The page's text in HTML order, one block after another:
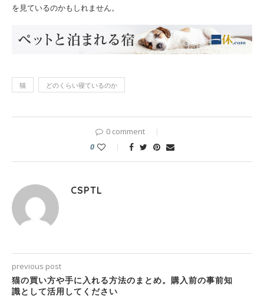
を見ているのかもしれません。
猫 どのくらい寝ているのか
0 comment
0
CSPTL
previous post
猫の買い方や手に入れる方法のまとめ。購入前の事前知
識として活用してください